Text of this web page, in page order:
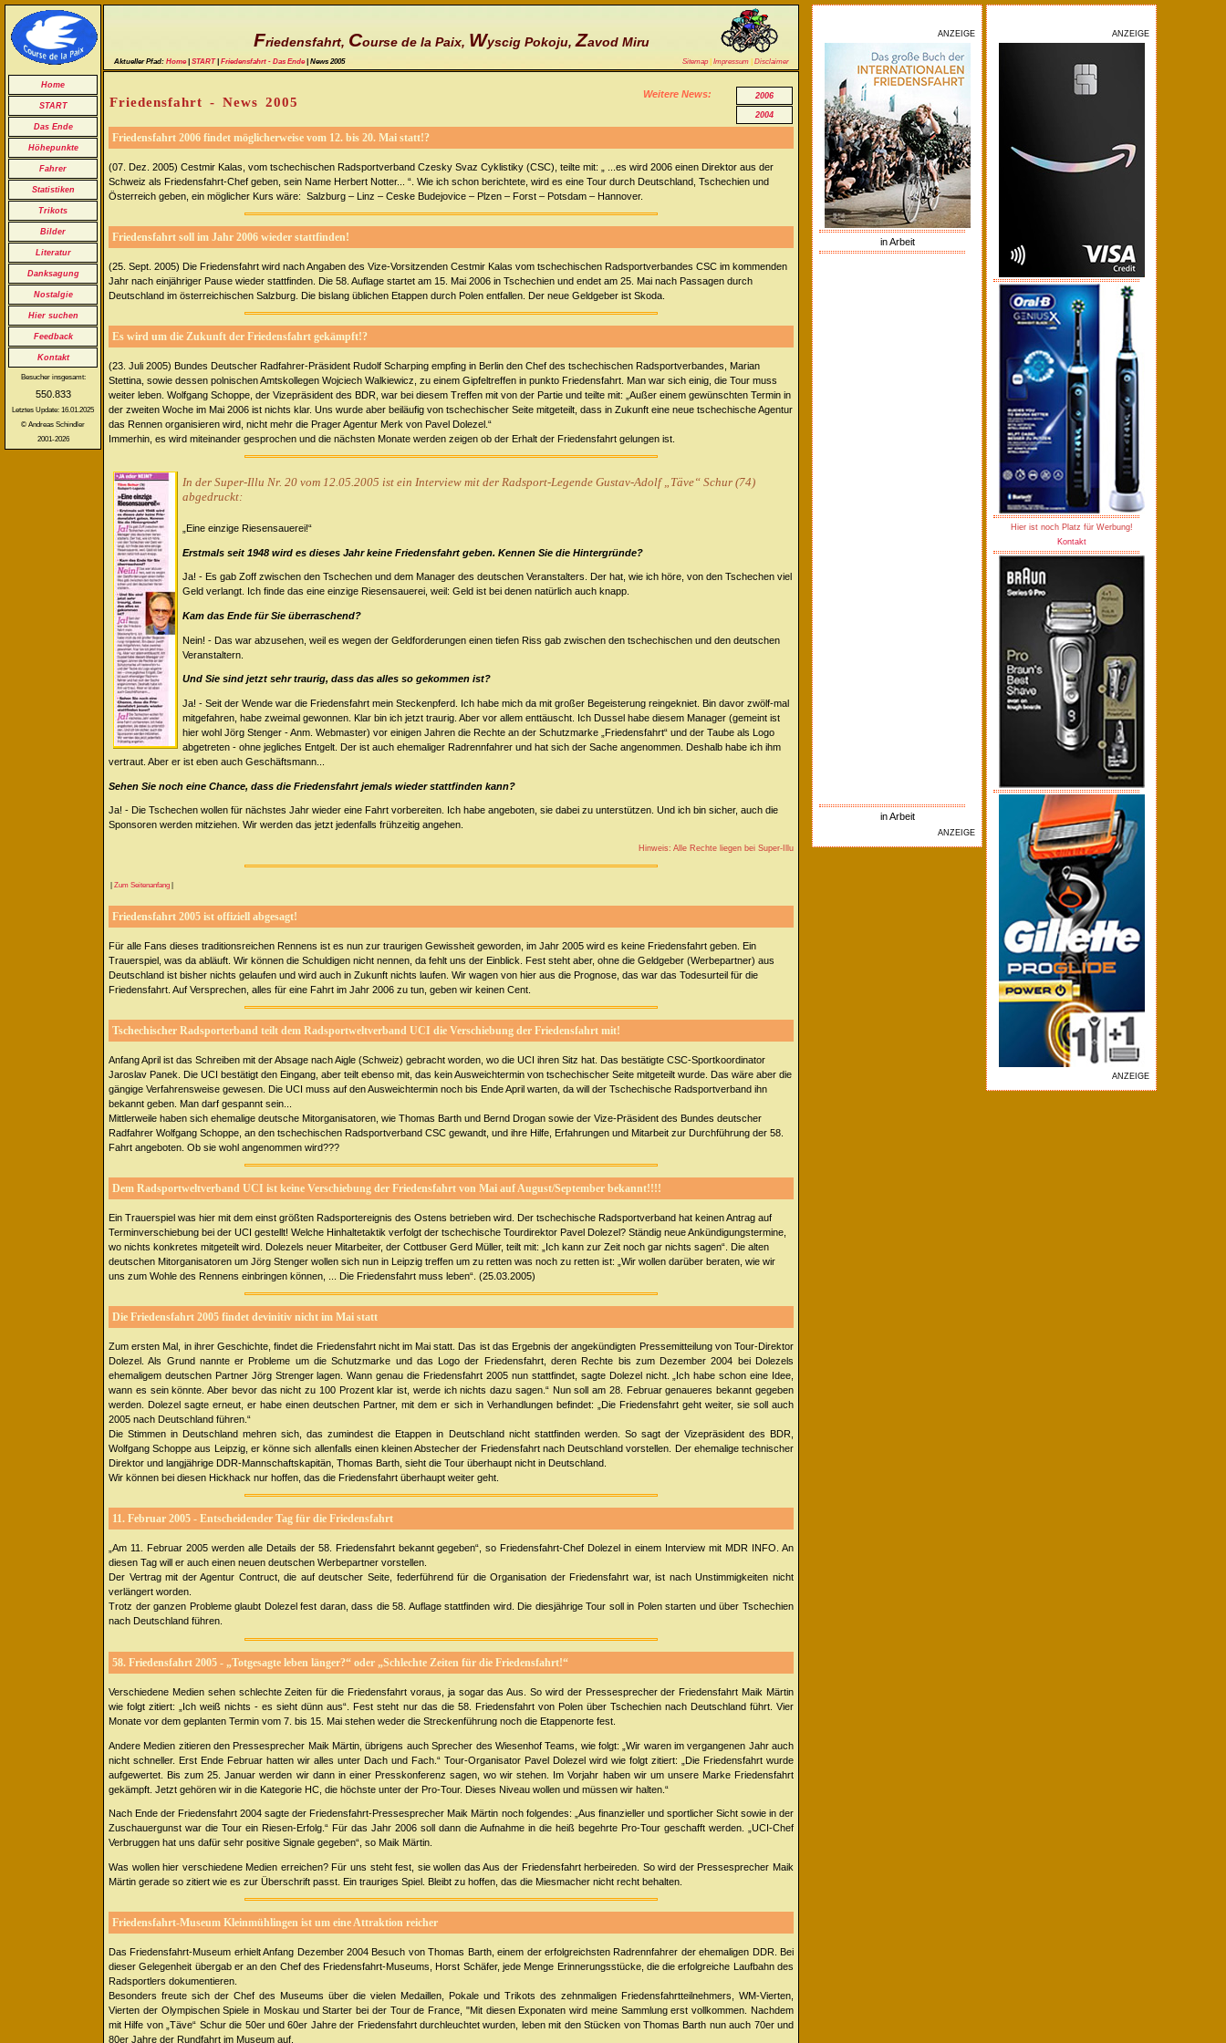
Friedensfahrt, Course de la Paix, Wyscig Pokoju,Zavod Miru
Home
START
Das Ende
Höhepunkte
Fahrer
Statistiken
Trikots
Bilder
Literatur
Danksagung
Nostalgie
Hier suchen
Feedback
Kontakt
Besucher insgesamt:
550.833
Letztes Update: 16.01.2025
© Andreas Schindler
2001-2026
ANZEIGE
in Arbeit
in Arbeit
ANZEIGE
ANZEIGE
Hier ist noch Platz für Werbung!
Kontakt
ANZEIGE
Aktueller Pfad: Home| START| Friedensfahrt - Das Ende| News 2005 Sitemap| Impressum Disclaimer
Weitere News: 2006
2004
Friedensfahrt - News 2005
Friedensfahrt 2006 findet möglicherweise vom 12. bis 20. Mai statt!?
(07. Dez. 2005) Cestmir Kalas, vom tschechischen Radsportverband Czesky Svaz Cyklistiky (CSC), teilte mit: „ ...es wird 2006 einen Direktor aus der
Schweiz als Friedensfahrt-Chef geben, sein Name Herbert Notter... “. Wie ich schon berichtete, wird es eine Tour durch Deutschland, Tschechien und
Österreich geben, ein möglicher Kurs wäre: Salzburg – Linz – Ceske Budejovice – Plzen – Forst – Potsdam – Hannover.
Friedensfahrt soll im Jahr 2006 wieder stattfinden!
(25. Sept. 2005) Die Friedensfahrt wird nach Angaben des Vize-Vorsitzenden Cestmir Kalas vom tschechischen Radsportverbandes CSC im kommenden
Jahr nach einjähriger Pause wieder stattfinden. Die 58. Auflage startet am 15. Mai 2006 in Tschechien und endet am 25. Mai nach Passagen durch
Deutschland im österreichischen Salzburg. Die bislang üblichen Etappen durch Polen entfallen. Der neue Geldgeber ist Skoda.
Es wird um die Zukunft der Friedensfahrt gekämpft!?
(23. Juli 2005) Bundes Deutscher Radfahrer-Präsident Rudolf Scharping empfing in Berlin den Chef des tschechischen Radsportverbandes, Marian
Stettina, sowie dessen polnischen Amtskollegen Wojciech Walkiewicz, zu einem Gipfeltreffen in punkto Friedensfahrt. Man war sich einig, die Tour muss
weiter leben. Wolfgang Schoppe, der Vizepräsident des BDR, war bei diesem Treffen mit von der Partie und teilte mit: „Außer einem gewünschten Termin in
der zweiten Woche im Mai 2006 ist nichts klar. Uns wurde aber beiläufig von tschechischer Seite mitgeteilt, dass in Zukunft eine neue tschechische Agentur
das Rennen organisieren wird, nicht mehr die Prager Agentur Merk von Pavel Dolezel.“
Immerhin, es wird miteinander gesprochen und die nächsten Monate werden zeigen ob der Erhalt der Friedensfahrt gelungen ist.
In der Super-Illu Nr. 20 vom 12.05.2005 ist ein Interview mit der Radsport-Legende Gustav-Adolf „Täve“ Schur (74)
abgedruckt:
„Eine einzige Riesensauerei!“
Erstmals seit 1948 wird es dieses Jahr keine Friedensfahrt geben. Kennen Sie die Hintergründe?
Ja! - Es gab Zoff zwischen den Tschechen und dem Manager des deutschen Veranstalters. Der hat, wie ich höre, von den Tschechen viel
Geld verlangt. Ich finde das eine einzige Riesensauerei, weil: Geld ist bei denen natürlich auch knapp.
Kam das Ende für Sie überraschend?
Nein! - Das war abzusehen, weil es wegen der Geldforderungen einen tiefen Riss gab zwischen den tschechischen und den deutschen
Veranstaltern.
Und Sie sind jetzt sehr traurig, dass das alles so gekommen ist?
Ja! - Seit der Wende war die Friedensfahrt mein Steckenpferd. Ich habe mich da mit großer Begeisterung reingekniet. Bin davor zwölf-mal
mitgefahren, habe zweimal gewonnen. Klar bin ich jetzt traurig. Aber vor allem enttäuscht. Ich Dussel habe diesem Manager (gemeint ist
hier wohl Jörg Stenger - Anm. Webmaster) vor einigen Jahren die Rechte an der Schutzmarke „Friedensfahrt“ und der Taube als Logo
abgetreten - ohne jegliches Entgelt. Der ist auch ehemaliger Radrennfahrer und hat sich der Sache angenommen. Deshalb habe ich ihm
vertraut. Aber er ist eben auch Geschäftsmann...
Sehen Sie noch eine Chance, dass die Friedensfahrt jemals wieder stattfinden kann?
Ja! - Die Tschechen wollen für nächstes Jahr wieder eine Fahrt vorbereiten. Ich habe angeboten, sie dabei zu unterstützen. Und ich bin sicher, auch die
Sponsoren werden mitziehen. Wir werden das jetzt jedenfalls frühzeitig angehen.
Hinweis: Alle Rechte liegen bei Super-Illu
| Zum Seitenanfang |
Friedensfahrt 2005 ist offiziell abgesagt!
Für alle Fans dieses traditionsreichen Rennens ist es nun zur traurigen Gewissheit geworden, im Jahr 2005 wird es keine Friedensfahrt geben. Ein
Trauerspiel, was da abläuft. Wir können die Schuldigen nicht nennen, da fehlt uns der Einblick. Fest steht aber, ohne die Geldgeber (Werbepartner) aus
Deutschland ist bisher nichts gelaufen und wird auch in Zukunft nichts laufen. Wir wagen von hier aus die Prognose, das war das Todesurteil für die
Friedensfahrt. Auf Versprechen, alles für eine Fahrt im Jahr 2006 zu tun, geben wir keinen Cent.
Tschechischer Radsporterband teilt dem Radsportweltverband UCI die Verschiebung der Friedensfahrt mit!
Anfang April ist das Schreiben mit der Absage nach Aigle (Schweiz) gebracht worden, wo die UCI ihren Sitz hat. Das bestätigte CSC-Sportkoordinator
Jaroslav Panek. Die UCI bestätigt den Eingang, aber teilt ebenso mit, das kein Ausweichtermin von tschechischer Seite mitgeteilt wurde. Das wäre aber die
gängige Verfahrensweise gewesen. Die UCI muss auf den Ausweichtermin noch bis Ende April warten, da will der Tschechische Radsportverband ihn
bekannt geben. Man darf gespannt sein...
Mittlerweile haben sich ehemalige deutsche Mitorganisatoren, wie Thomas Barth und Bernd Drogan sowie der Vize-Präsident des Bundes deutscher
Radfahrer Wolfgang Schoppe, an den tschechischen Radsportverband CSC gewandt, und ihre Hilfe, Erfahrungen und Mitarbeit zur Durchführung der 58.
Fahrt angeboten. Ob sie wohl angenommen wird???
Dem Radsportweltverband UCI ist keine Verschiebung der Friedensfahrt von Mai auf August/September bekannt!!!!
Ein Trauerspiel was hier mit dem einst größten Radsportereignis des Ostens betrieben wird. Der tschechische Radsportverband hat keinen Antrag auf
Terminverschiebung bei der UCI gestellt! Welche Hinhaltetaktik verfolgt der tschechische Tourdirektor Pavel Dolezel? Ständig neue Ankündigungstermine,
wo nichts konkretes mitgeteilt wird. Dolezels neuer Mitarbeiter, der Cottbuser Gerd Müller, teilt mit: „Ich kann zur Zeit noch gar nichts sagen“. Die alten
deutschen Mitorganisatoren um Jörg Stenger wollen sich nun in Leipzig treffen um zu retten was noch zu retten ist: „Wir wollen darüber beraten, wie wir
uns zum Wohle des Rennens einbringen können, ... Die Friedensfahrt muss leben“. (25.03.2005)
Die Friedensfahrt 2005 findet devinitiv nicht im Mai statt
Zum ersten Mal, in ihrer Geschichte, findet die Friedensfahrt nicht im Mai statt. Das ist das Ergebnis der angekündigten Pressemitteilung von Tour-Direktor
Dolezel. Als Grund nannte er Probleme um die Schutzmarke und das Logo der Friedensfahrt, deren Rechte bis zum Dezember 2004 bei Dolezels
ehemaligem deutschen Partner Jörg Strenger lagen. Wann genau die Friedensfahrt 2005 nun stattfindet, sagte Dolezel nicht. „Ich habe schon eine Idee,
wann es sein könnte. Aber bevor das nicht zu 100 Prozent klar ist, werde ich nichts dazu sagen.“ Nun soll am 28. Februar genaueres bekannt gegeben
werden. Dolezel sagte erneut, er habe einen deutschen Partner, mit dem er sich in Verhandlungen befindet: „Die Friedensfahrt geht weiter, sie soll auch
2005 nach Deutschland führen.“
Die Stimmen in Deutschland mehren sich, das zumindest die Etappen in Deutschland nicht stattfinden werden. So sagt der Vizepräsident des BDR,
Wolfgang Schoppe aus Leipzig, er könne sich allenfalls einen kleinen Abstecher der Friedensfahrt nach Deutschland vorstellen. Der ehemalige technischer
Direktor und langjährige DDR-Mannschaftskapitän, Thomas Barth, sieht die Tour überhaupt nicht in Deutschland.
Wir können bei diesen Hickhack nur hoffen, das die Friedensfahrt überhaupt weiter geht.
11. Februar 2005 - Entscheidender Tag für die Friedensfahrt
„Am 11. Februar 2005 werden alle Details der 58. Friedensfahrt bekannt gegeben“, so Friedensfahrt-Chef Dolezel in einem Interview mit MDR INFO. An
diesen Tag will er auch einen neuen deutschen Werbepartner vorstellen.
Der Vertrag mit der Agentur Contruct, die auf deutscher Seite, federführend für die Organisation der Friedensfahrt war, ist nach Unstimmigkeiten nicht
verlängert worden.
Trotz der ganzen Probleme glaubt Dolezel fest daran, dass die 58. Auflage stattfinden wird. Die diesjährige Tour soll in Polen starten und über Tschechien
nach Deutschland führen.
58. Friedensfahrt 2005 - „Totgesagte leben länger?“ oder „Schlechte Zeiten für die Friedensfahrt!“
Verschiedene Medien sehen schlechte Zeiten für die Friedensfahrt voraus, ja sogar das Aus. So wird der Pressesprecher der Friedensfahrt Maik Märtin
wie folgt zitiert: „Ich weiß nichts - es sieht dünn aus“. Fest steht nur das die 58. Friedensfahrt von Polen über Tschechien nach Deutschland führt. Vier
Monate vor dem geplanten Termin vom 7. bis 15. Mai stehen weder die Streckenführung noch die Etappenorte fest.
Andere Medien zitieren den Pressesprecher Maik Märtin, übrigens auch Sprecher des Wiesenhof Teams, wie folgt: „Wir waren im vergangenen Jahr auch
nicht schneller. Erst Ende Februar hatten wir alles unter Dach und Fach.“ Tour-Organisator Pavel Dolezel wird wie folgt zitiert: „Die Friedensfahrt wurde
aufgewertet. Bis zum 25. Januar werden wir dann in einer Presskonferenz sagen, wo wir stehen. Im Vorjahr haben wir um unsere Marke Friedensfahrt
gekämpft. Jetzt gehören wir in die Kategorie HC, die höchste unter der Pro-Tour. Dieses Niveau wollen und müssen wir halten.“
Nach Ende der Friedensfahrt 2004 sagte der Friedensfahrt-Pressesprecher Maik Märtin noch folgendes: „Aus finanzieller und sportlicher Sicht sowie in der
Zuschauergunst war die Tour ein Riesen-Erfolg.“ Für das Jahr 2006 soll dann die Aufnahme in die heiß begehrte Pro-Tour geschafft werden. „UCI-Chef
Verbruggen hat uns dafür sehr positive Signale gegeben“, so Maik Märtin.
Was wollen hier verschiedene Medien erreichen? Für uns steht fest, sie wollen das Aus der Friedensfahrt herbeireden. So wird der Pressesprecher Maik
Märtin gerade so zitiert wie es zur Überschrift passt. Ein trauriges Spiel. Bleibt zu hoffen, das die Miesmacher nicht recht behalten.
Friedensfahrt-Museum Kleinmühlingen ist um eine Attraktion reicher
Das Friedensfahrt-Museum erhielt Anfang Dezember 2004 Besuch von Thomas Barth, einem der erfolgreichsten Radrennfahrer der ehemaligen DDR. Bei
dieser Gelegenheit übergab er an den Chef des Friedensfahrt-Museums, Horst Schäfer, jede Menge Erinnerungsstücke, die die erfolgreiche Laufbahn des
Radsportlers dokumentieren.
Besonders freute sich der Chef des Museums über die vielen Medaillen, Pokale und Trikots des zehnmaligen Friedensfahrtteilnehmers, WM-Vierten,
Vierten der Olympischen Spiele in Moskau und Starter bei der Tour de France, "Mit diesen Exponaten wird meine Sammlung erst vollkommen. Nachdem
mit Hilfe von „Täve“ Schur die 50er und 60er Jahre der Friedensfahrt durchleuchtet wurden, leben mit den Stücken von Thomas Barth nun auch 70er und
80er Jahre der Rundfahrt im Museum auf.